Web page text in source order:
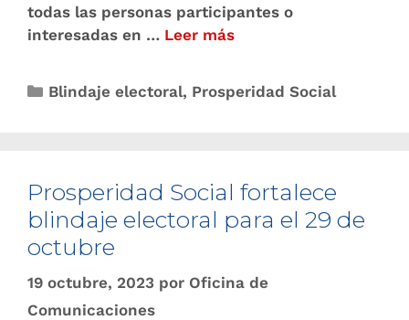
todas las personas participantes o
interesadas en … Leer más
Blindaje electoral, Prosperidad Social
Prosperidad Social fortalece
blindaje electoral para el 29 de
octubre
19 octubre, 2023 por Oficina de
Comunicaciones